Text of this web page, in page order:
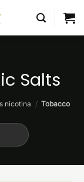
Salts
nicotina / Tobacco